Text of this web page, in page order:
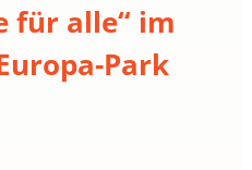
für alle“ im
Park